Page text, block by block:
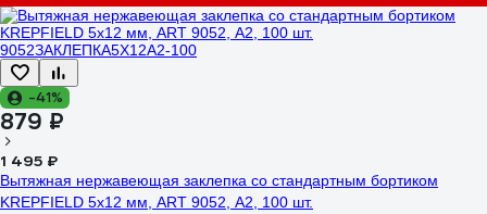
-41%
879 ₽
1 495 ₽
Вытяжная нержавеющая заклепка со стандартным бортиком
KREPFIELD 5x12 мм, ART 9052, А2, 100 шт.